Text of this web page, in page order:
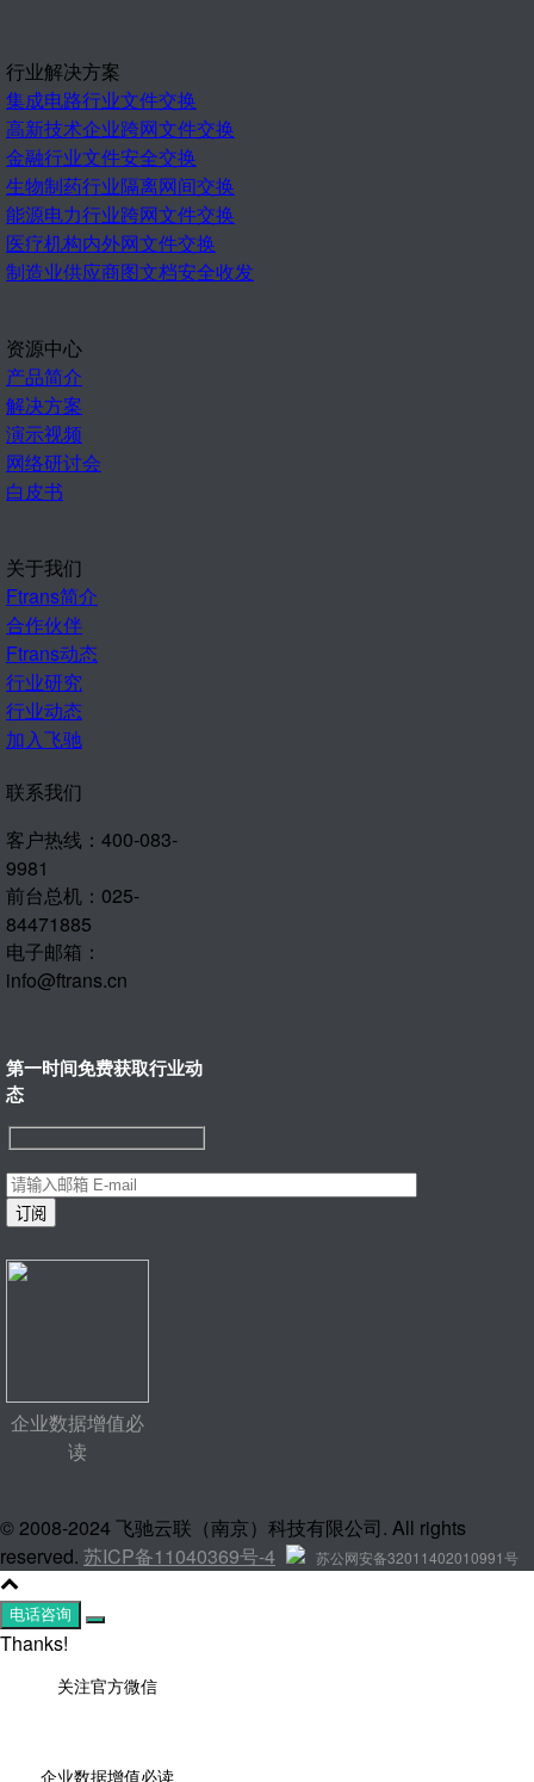
行业解决方案
集成电路行业文件交换
高新技术企业跨网文件交换
金融行业文件安全交换
生物制药行业隔离网间交换
能源电力行业跨网文件交换
医疗机构内外网文件交换
制造业供应商图文档安全收发
资源中心
产品简介
解决方案
演示视频
网络研讨会
白皮书
关于我们
Ftrans简介
合作伙伴
Ftrans动态
行业研究
行业动态
加入飞驰
联系我们
客户热线：400-083-
9981
前台总机：025-
84471885
电子邮箱：
info@ftrans.cn
第一时间免费获取行业动
态
企业数据增值必
读
© 2008-2024 飞驰云联（南京）科技有限公司. All rights
reserved. 苏ICP备11040369号-4 苏公网安备32011402010991号
电话咨询
Thanks!
关注官方微信
企业数据增值必读